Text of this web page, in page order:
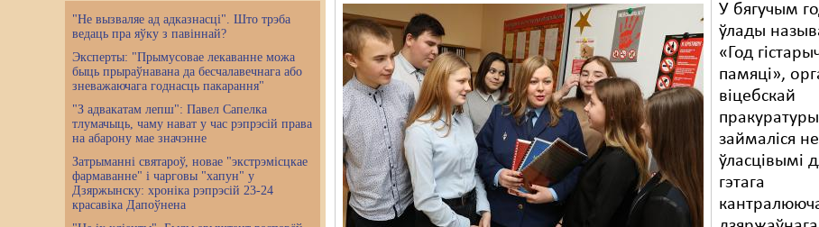
"Не вызваляе ад адказнасці". Што трэба
ведаць пра яўку з павіннай?
Эксперты: "Прымусовае лекаванне можа
быць прыраўнавана да бесчалавечнага або
зневажаючага годнасць пакарання"
"З адвакатам лепш": Павел Сапелка
тлумачыць, чаму нават у час рэпрэсій права
на абарону мае значэнне
Затрыманні святароў, новае "экстрэмісцкае
фармаванне" і чарговы "хапун" у
Дзяржынску: хроніка рэпрэсій 23-24
красавіка Дапоўнена
У бягучым
ўлады
«Год
памяці»,
віцебскай
пракуратуры
займаліся не
ўласцівымі
гэтага